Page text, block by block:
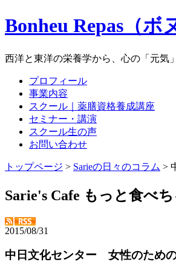
Bonheu Repas（ボ
西洋と東洋の栄養学から、心の「元気
プロフィール
事業内容
スクール｜薬膳資格養成講座
セミナー・講演
スクール生の声
お問い合わせ
トップページ > Sarieの日々のコラム >
Sarie's Cafe もっと食べち
2015/08/31
中日文化センター 女性のため